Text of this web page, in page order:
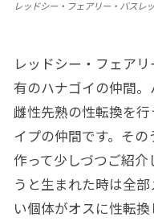
レッドシー・フェアリー・バス
レッドシー・フェア
有のハナゴイの仲間
雌性先熟の性転換を
イプの仲間です。そ
作って少しづつご紹
うと生まれた時は全
い個体がオスに性転